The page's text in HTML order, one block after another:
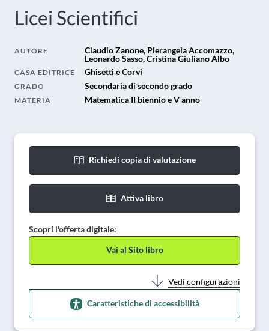
Licei Scientifici
AUTORE
Claudio Zanone, Pierangela Accomazzo,
Leonardo Sasso, Cristina Giuliano Albo
CASA EDITRICE Ghisetti e Corvi
GRADO Secondaria di secondo grado
MATERIA Matematica II biennio e V anno
Richiedi copia di valutazione
Attiva libro
Scopri l'offerta digitale:
Vai al Sito libro
Vedi configurazioni
Caratteristiche di accessibilità